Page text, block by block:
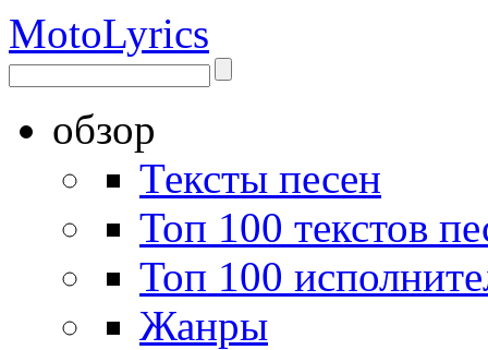
MotoLyrics
обзор
Тексты песен
Топ 100 текстов
Топ 100
Жанры